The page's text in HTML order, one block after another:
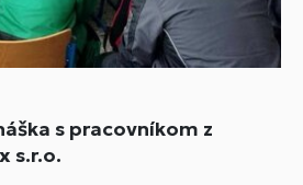
s pracovníkom z
s.r.o.